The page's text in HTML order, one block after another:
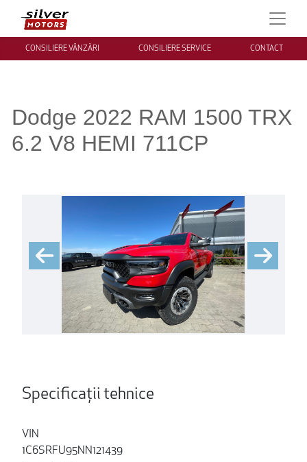
CONSILIERE VÂNZĂRI CONSILIERE SERVICE CONTACT
Dodge 2022 RAM 1500 TRX
6.2 V8 HEMI 711CP
Specificații tehnice
VIN
1C6SRFU95NN121439